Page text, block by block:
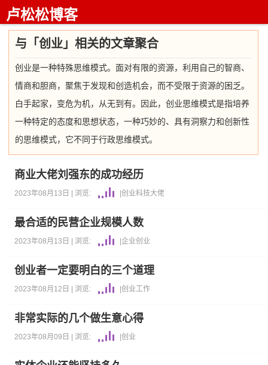
卢松松博客
与「创业」相关的文章聚合
创业是一种特殊思维模式。面对有限的资源，利用自己的智商、
情商和胆商，聚焦于发现和创造机会，而不受限于资源的困乏。
白手起家，变危为机，从无到有。因此，创业思维模式是指培养
一种特定的态度和思想状态，一种巧妙的、具有洞察力和创新性
的思维模式，它不同于行政思维模式。
商业大佬刘强东的成功经历
2023年08月13日 | 浏览: |创业科技大佬
最合适的民营企业规模人数
2023年08月13日 | 浏览: |企业创业
创业者一定要明白的三个道理
2023年08月12日 | 浏览: |创业工作
非常实际的几个做生意心得
2023年08月09日 | 浏览: |创业